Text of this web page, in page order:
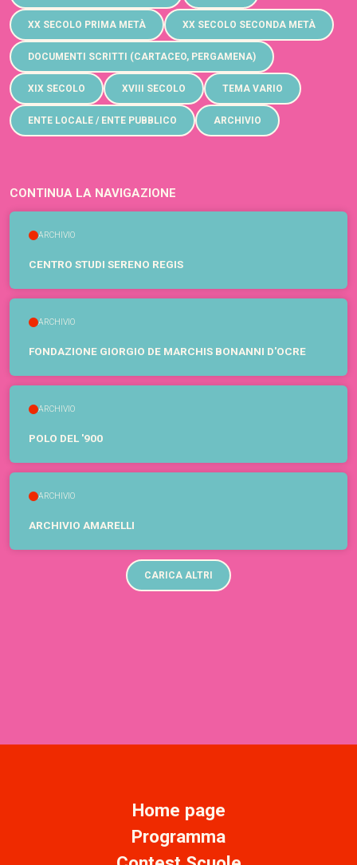
XX SECOLO PRIMA METÀ XX SECOLO SECONDA METÀ
DOCUMENTI SCRITTI (CARTACEO, PERGAMENA)
XIX SECOLO XVIII SECOLO TEMA VARIO
ENTE LOCALE / ENTE PUBBLICO ARCHIVIO
CONTINUA LA NAVIGAZIONE
ARCHIVIO
CENTRO STUDI SERENO REGIS
ARCHIVIO
FONDAZIONE GIORGIO DE MARCHIS BONANNI D'OCRE
ARCHIVIO
POLO DEL '900
ARCHIVIO
ARCHIVIO AMARELLI
CARICA ALTRI
Home page
Programma